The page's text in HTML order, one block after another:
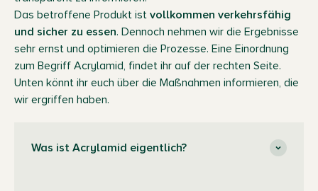
Das betroffene Produkt ist vollkommen verkehrsfähig
und sicher zu essen. Dennoch nehmen wir die Ergebnisse
sehr ernst und optimieren die Prozesse. Eine Einordnung
zum Begriff Acrylamid, findet ihr auf der rechten Seite.
Unten könnt ihr euch über die Maßnahmen informieren, die
wir ergriffen haben.
Was ist Acrylamid eigentlich?